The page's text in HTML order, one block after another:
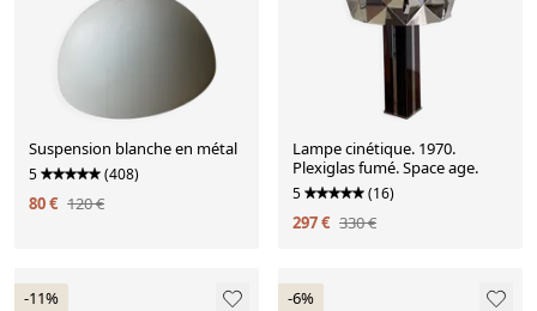
Suspension blanche en métal
5 (408)
80 € 120 €
Lampe cinétique. 1970.
Plexiglas fumé. Space age.
5 (16)
297 € 330 €
-11% -6%